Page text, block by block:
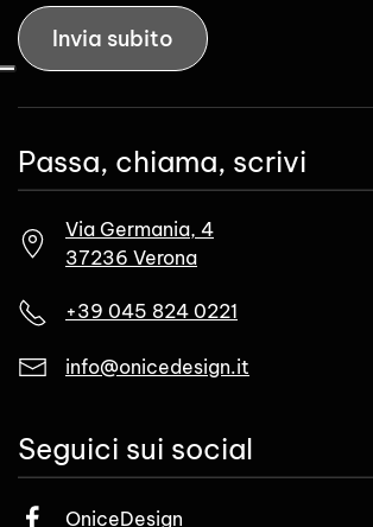
Invia subito
Passa, chiama, scrivi
Via Germania, 4
37236 Verona
+39 045 824 0221
info@onicedesign.it
Seguici sui social
OniceDesign